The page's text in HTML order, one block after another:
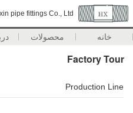
pipe fittings Co., Ltd.
خانه محصولات
Factory Tour
Production Line